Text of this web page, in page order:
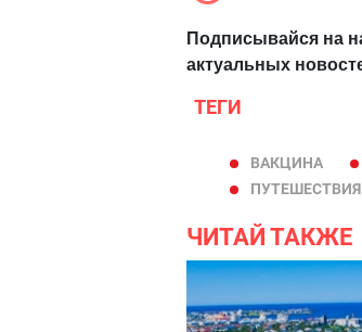
Подписывайся на
актуальных
ТЕГИ
ВАКЦИНА
ЧИТАЙ ТАКЖЕ